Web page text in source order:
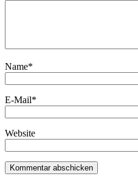
Name*
E-Mail*
Website